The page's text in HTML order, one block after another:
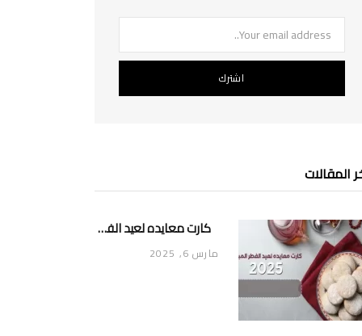
المقالات
كارت معايده لعيد الفطر المبارك 2025
مارس 6, 2025